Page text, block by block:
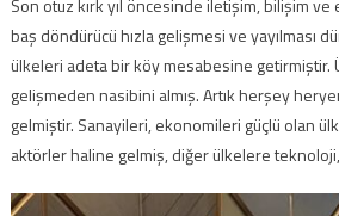
Son otuz kırk yıl öncesinde iletişim, bilişim
baş döndürücü hızla gelişmesi ve yayılması
ülkeleri adeta bir köy mesabesine getirmiştir.
gelişmeden nasibini almış. Artık herşey
gelmiştir. Sanayileri, ekonomileri güçlü olan
aktörler haline gelmiş, diğer ülkelere